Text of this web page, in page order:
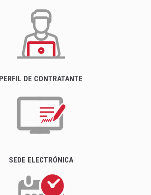
PERFIL DE CONTRATANTE
SEDE ELECTRÓNICA